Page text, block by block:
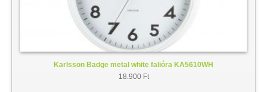
Karlsson Badge metal white falióra KA5610WH
18.900 Ft